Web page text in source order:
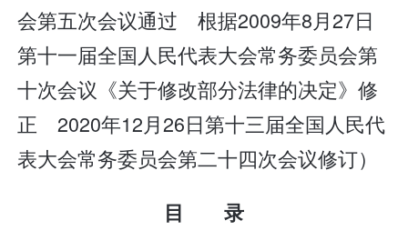
会第五次会议通过 根据2009年8月27日
第十一届全国人民代表大会常务委员会第
十次会议《关于修改部分法律的决定》修
正 2020年12月26日第十三届全国人民代
表大会常务委员会第二十四次会议修订）
目 录